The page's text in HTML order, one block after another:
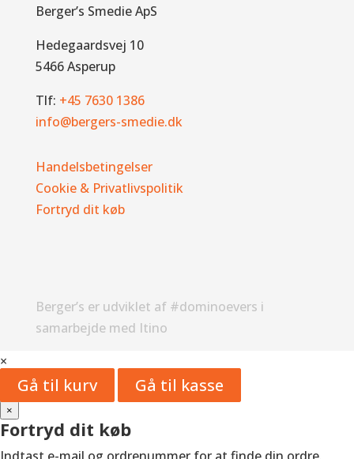
Berger’s Smedie ApS
Hedegaardsvej 10
5466 Asperup
Tlf: +45 7630 1386
info@bergers-smedie.dk
Handelsbetingelser
Cookie & Privatlivspolitik
Fortryd dit køb
Berger’s er udviklet af #dominoevers i
samarbejde med Itino
×
Gå til kurv Gå til kasse
×
Fortryd dit køb